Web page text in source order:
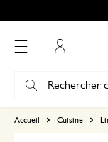
Accueil Cuisine